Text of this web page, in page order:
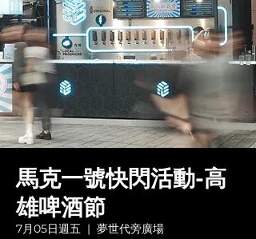
馬克一號快閃活動-高
雄啤酒節
7月05日週五
  |
夢世代旁廣場